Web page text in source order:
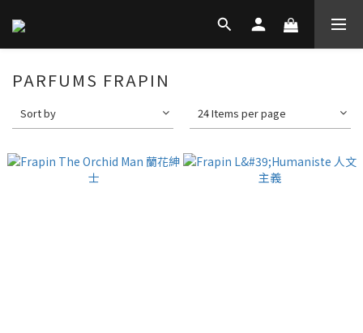
PARFUMS FRAPIN
Sort by 24 Items per page